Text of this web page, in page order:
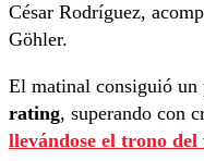
César Rodríguez,
Göhler.
El matinal consiguió un
rating, superando con
llevándose el trono del